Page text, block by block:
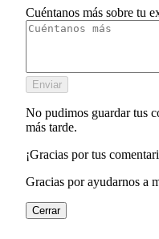
Cuéntanos más sobre tu
Enviar
No pudimos guardar tus
más tarde.
¡Gracias por tus
Gracias por ayudarnos a
Cerrar